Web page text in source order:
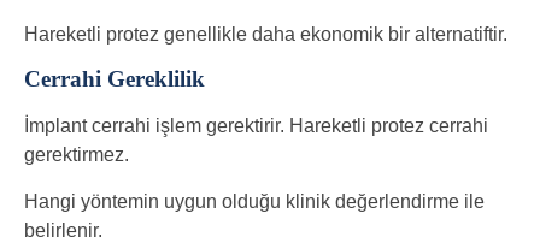
Hareketli protez genellikle daha ekonomik bir alternatiftir.
Cerrahi Gereklilik
İmplant cerrahi işlem gerektirir. Hareketli protez cerrahi
gerektirmez.
Hangi yöntemin uygun olduğu klinik değerlendirme ile
belirlenir.